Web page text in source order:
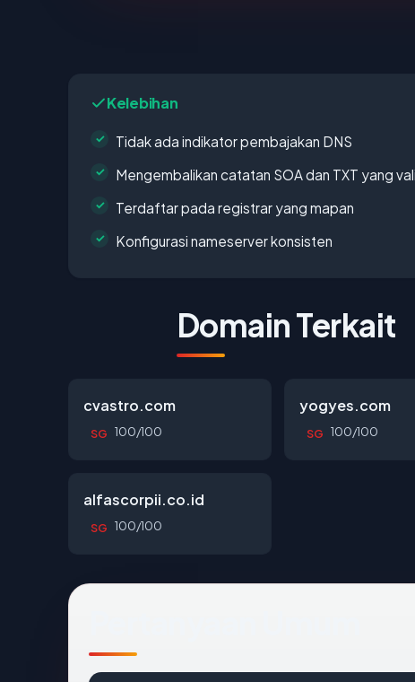
Kelebihan
Tidak ada indikator pembajakan DNS
Mengembalikan catatan SOA dan TXT yang
Terdaftar pada registrar yang mapan
Konfigurasi nameserver konsisten
Domain Terkait
cvastro.com
SG 100/100
yogyes.com
SG 100/100
alfascorpii.co.id
SG 100/100